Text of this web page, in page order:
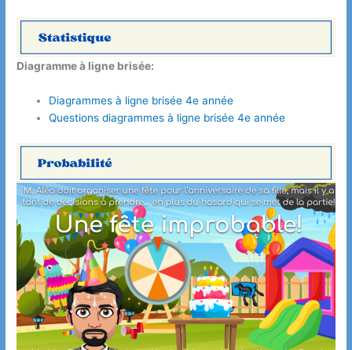
Diagramme à ligne brisée:
Diagrammes à ligne brisée 4e année
Questions diagrammes à ligne brisée 4e année